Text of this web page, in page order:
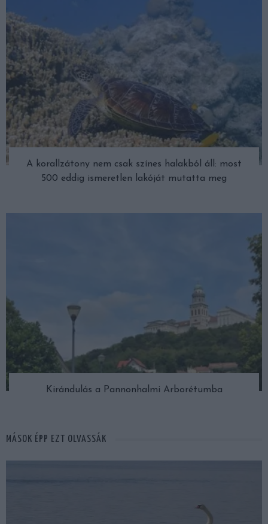
A korallzátony nem csak színes halakból áll: most
500 eddig ismeretlen lakóját mutatta meg
Kirándulás a Pannonhalmi Arborétumba
MÁSOK ÉPP EZT OLVASSÁK